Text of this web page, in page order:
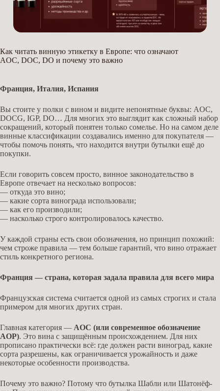
Как читать винную этикетку в Европе: что означают
AOC, DOC, DO и почему это важно
Франция, Италия, Испания
Вы стоите у полки с вином и видите непонятные буквы: AOC,
DOCG, IGP, DO… Для многих это выглядит как сложный набор
сокращений, который понятен только сомелье. Но на самом деле
винные классификации создавались именно для покупателя —
чтобы помочь понять, что находится внутри бутылки ещё до
покупки.
Если говорить совсем просто, винное законодательство в
Европе отвечает на несколько вопросов:
— откуда это вино;
— какие сорта винограда использовали;
— как его производили;
— насколько строго контролировалось качество.
У каждой страны есть свои обозначения, но принцип похожий:
чем строже правила — тем больше гарантий, что вино отражает
стиль конкретного региона.
Франция — страна, которая задала правила для всего мира
Французская система считается одной из самых строгих и стала
примером для многих других стран.
Главная категория — AOC (или современное обозначение
AOP). Это вина с защищённым происхождением. Для них
прописано практически всё: где должен расти виноград, какие
сорта разрешены, как ограничивается урожайность и даже
некоторые особенности производства.
Почему это важно? Потому что бутылка Шабли или Шатонёф-